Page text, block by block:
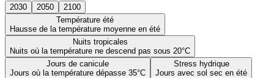
2030 2050
2100
Température été
Hausse de la température moyenne en été
Nuits tropicales
Nuits où la température ne descend pas sous 20°C
Jours de canicule
Jours où la température dépasse 35°C
Stress hydrique
Jours avec sol sec en été